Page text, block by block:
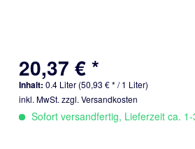
20,37 € *
Inhalt:0.4 Liter (50,93 € * / 1 Liter)
inkl. MwSt.zzgl. Versandkosten
Sofort versandfertig, Lieferzeit ca. 1-